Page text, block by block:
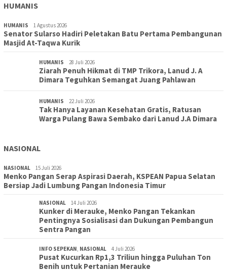
HUMANIS
HUMANIS 1 Agustus 2026
Senator Sularso Hadiri Peletakan Batu Pertama Pembangunan
Masjid At-Taqwa Kurik
HUMANIS 28 Juli 2026
Ziarah Penuh Hikmat di TMP Trikora, Lanud J. A
Dimara Teguhkan Semangat Juang Pahlawan
HUMANIS 22 Juli 2026
Tak Hanya Layanan Kesehatan Gratis, Ratusan
Warga Pulang Bawa Sembako dari Lanud J.A Dimara
NASIONAL
NASIONAL 15 Juli 2026
Menko Pangan Serap Aspirasi Daerah, KSPEAN Papua Selatan
Bersiap Jadi Lumbung Pangan Indonesia Timur
NASIONAL 14 Juli 2026
Kunker di Merauke, Menko Pangan Tekankan
Pentingnya Sosialisasi dan Dukungan Pembangun
Sentra Pangan
INFO SEPEKAN, NASIONAL 4 Juli 2026
Pusat Kucurkan Rp1,3 Triliun hingga Puluhan Ton
Benih untuk Pertanian Merauke